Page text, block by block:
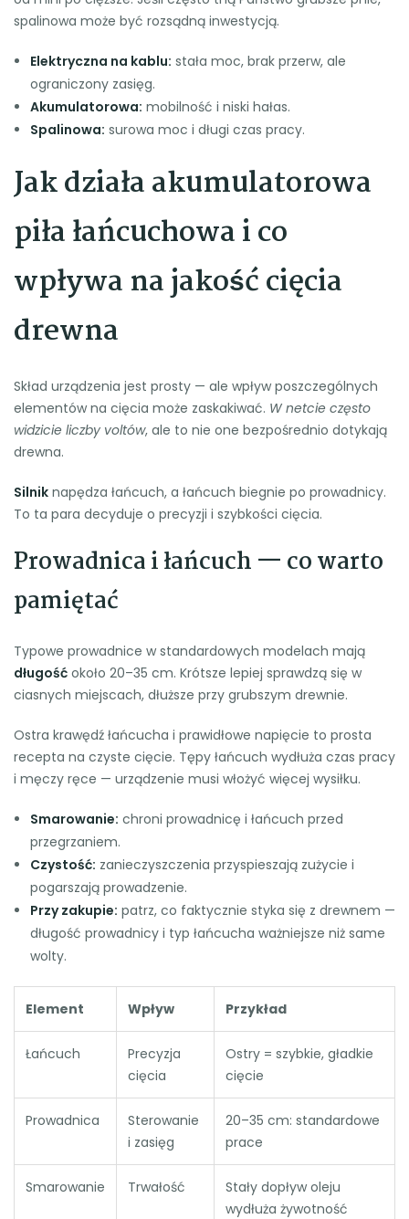
spalinowa może być rozsądną inwestycją.
Elektryczna na kablu: stała moc, brak przerw, ale
ograniczony zasięg.
Akumulatorowa: mobilność i niski hałas.
Spalinowa: surowa moc i długi czas pracy.
Jak działa akumulatorowa
piła łańcuchowa i co
wpływa na jakość cięcia
drewna
Skład urządzenia jest prosty — ale wpływ poszczególnych
elementów na cięcia może zaskakiwać. W netcie często
widzicie liczby voltów, ale to nie one bezpośrednio dotykają
drewna.
Silnik napędza łańcuch, a łańcuch biegnie po prowadnicy.
To ta para decyduje o precyzji i szybkości cięcia.
Prowadnica i łańcuch — co warto
pamiętać
Typowe prowadnice w standardowych modelach mają
długość około 20–35 cm. Krótsze lepiej sprawdzą się w
ciasnych miejscach, dłuższe przy grubszym drewnie.
Ostra krawędź łańcucha i prawidłowe napięcie to prosta
recepta na czyste cięcie. Tępy łańcuch wydłuża czas pracy
i męczy ręce — urządzenie musi włożyć więcej wysiłku.
Smarowanie: chroni prowadnicę i łańcuch przed
przegrzaniem.
Czystość: zanieczyszczenia przyspieszają zużycie i
pogarszają prowadzenie.
Przy zakupie: patrz, co faktycznie styka się z drewnem —
długość prowadnicy i typ łańcucha ważniejsze niż same
wolty.
Element Wpływ Przykład
Łańcuch
Precyzja
cięcia
Ostry = szybkie, gładkie
cięcie
Prowadnica
Sterowanie
i zasięg
20–35 cm: standardowe
prace
Smarowanie Trwałość
Stały dopływ oleju
wydłuża żywotność